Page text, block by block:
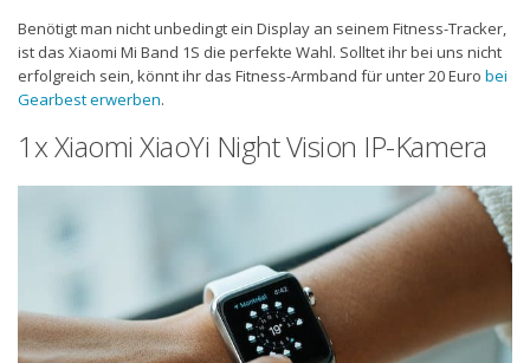
Benötigt man nicht unbedingt ein Display an seinem Fitness-Tracker,
ist das Xiaomi Mi Band 1S die perfekte Wahl. Solltet ihr bei uns nicht
erfolgreich sein, könnt ihr das Fitness-Armband für unter 20 Euro bei
Gearbest erwerben.
1x Xiaomi XiaoYi Night Vision IP-Kamera